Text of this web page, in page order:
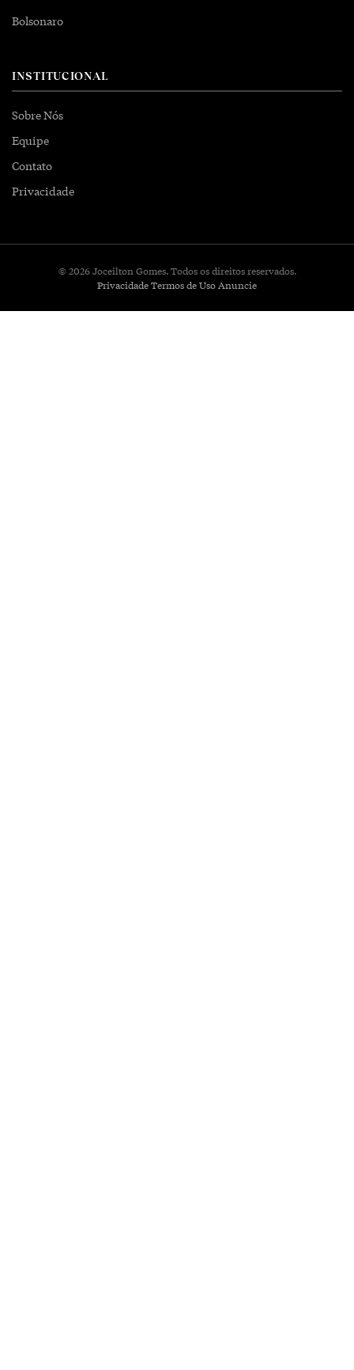
Bolsonaro
INSTITUCIONAL
Sobre Nós
Equipe
Contato
Privacidade
© 2026 Joceilton Gomes. Todos os direitos reservados.
PrivacidadeTermos de UsoAnuncie